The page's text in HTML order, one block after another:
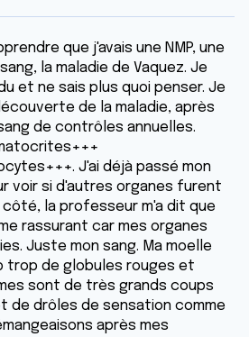
que j'avais une NMP, une
la maladie de Vaquez. Je
et ne sais plus quoi penser. Je
de la maladie, après
de contrôles annuelles.
J'ai déjà passé mon
voir si d'autres organes furent
la professeur m'a dit que
rassurant car mes organes
Juste mon sang. Ma moelle
trop de globules rouges et
sont de très grands coups
de drôles de sensation comme
après mes